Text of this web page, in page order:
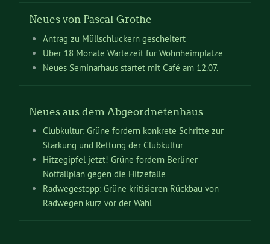
Neues von Pascal Grothe
Antrag zu Müllschluckern gescheitert
Über 18 Monate Wartezeit für Wohnheimplätze
Neues Seminarhaus startet mit Café am 12.07.
Neues aus dem Abgeordnetenhaus
Clubkultur: Grüne fordern konkrete Schritte zur
Stärkung und Rettung der Clubkultur
Hitzegipfel jetzt! Grüne fordern Berliner
Notfallplan gegen die Hitzefalle
Radwegestopp: Grüne kritisieren Rückbau von
Radwegen kurz vor der Wahl